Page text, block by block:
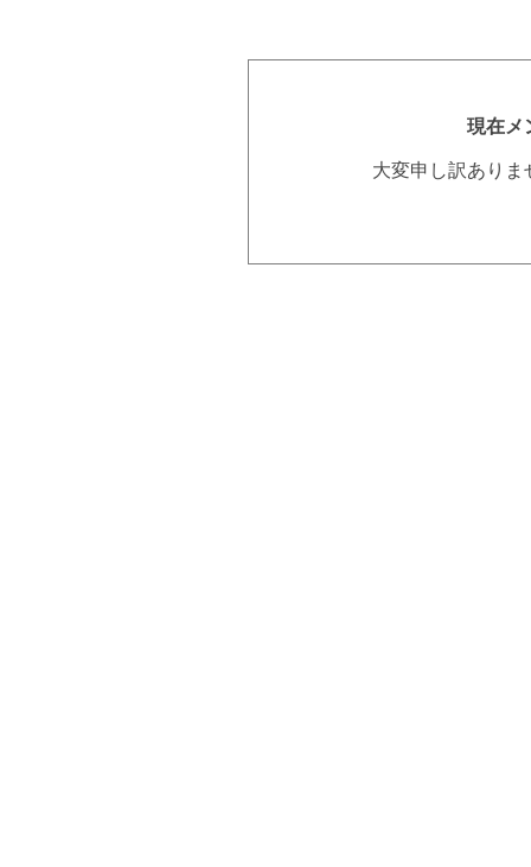
現在メ
大変申し訳あり